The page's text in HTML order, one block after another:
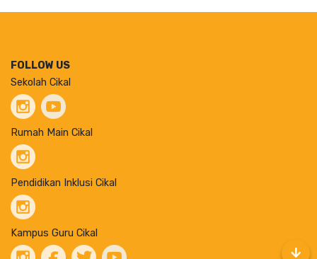
FOLLOW US
Sekolah Cikal
Rumah Main Cikal
Pendidikan Inklusi Cikal
Kampus Guru Cikal